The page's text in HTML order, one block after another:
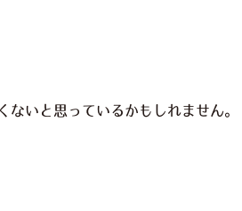
いと思っているかもしれません。